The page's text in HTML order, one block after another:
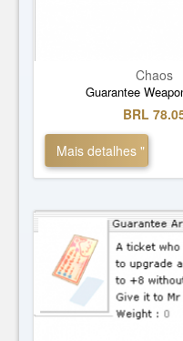
Chaos
Guarantee
BRL
Mais detalhes "